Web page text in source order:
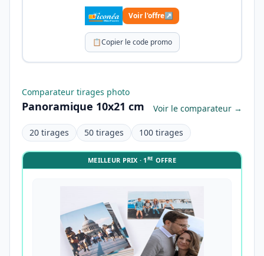
Voir l'offre↗
📋Copier le code promo
Comparateur tirages photo
Panoramique 10x21 cm Voir le comparateur →
20 tirages 50 tirages 100 tirages
MEILLEUR PRIX · 1RE OFFRE